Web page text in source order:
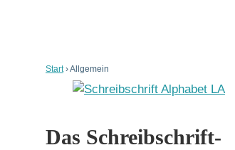
Start›Allgemein
Das Schreibschrift-